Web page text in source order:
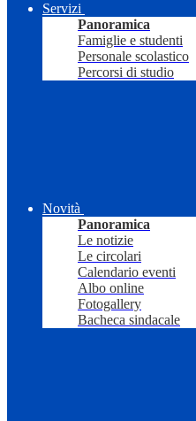
Servizi
Panoramica
Famiglie e studenti
Personale scolastico
Percorsi di studio
Novità
Panoramica
Le notizie
Le circolari
Calendario eventi
Albo online
Fotogallery
Bacheca sindacale